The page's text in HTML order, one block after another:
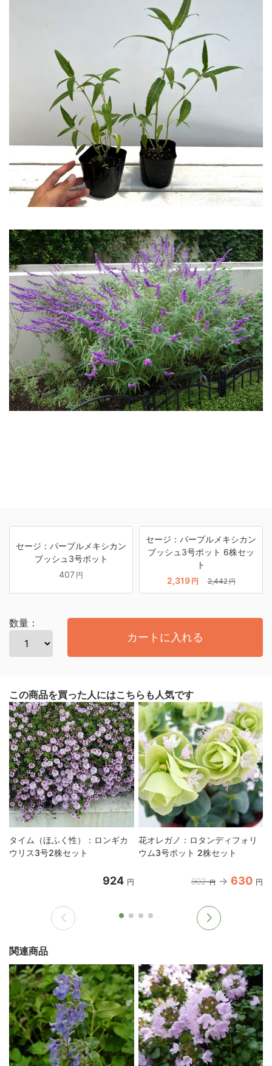
セージ：パープルメキシカン
ブッシュ3号ポット
407 円
セージ：パープルメキシカン
ブッシュ3号ポット 6株セッ
ト
2,319 円 2,442円
数量：
カートに入れる
この商品を買った人にはこちらも人気です
タイム（ほふく性）：ロンギカ
ウリス3号2株セット
924 円
花オレガノ：ロタンディフォリ
ウム3号ポット 2株セット
902 円 630 円
関連商品